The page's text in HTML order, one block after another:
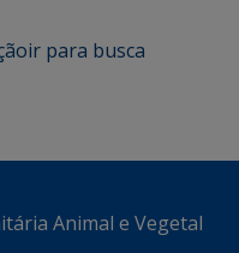
ir para busca
Animal e Vegetal